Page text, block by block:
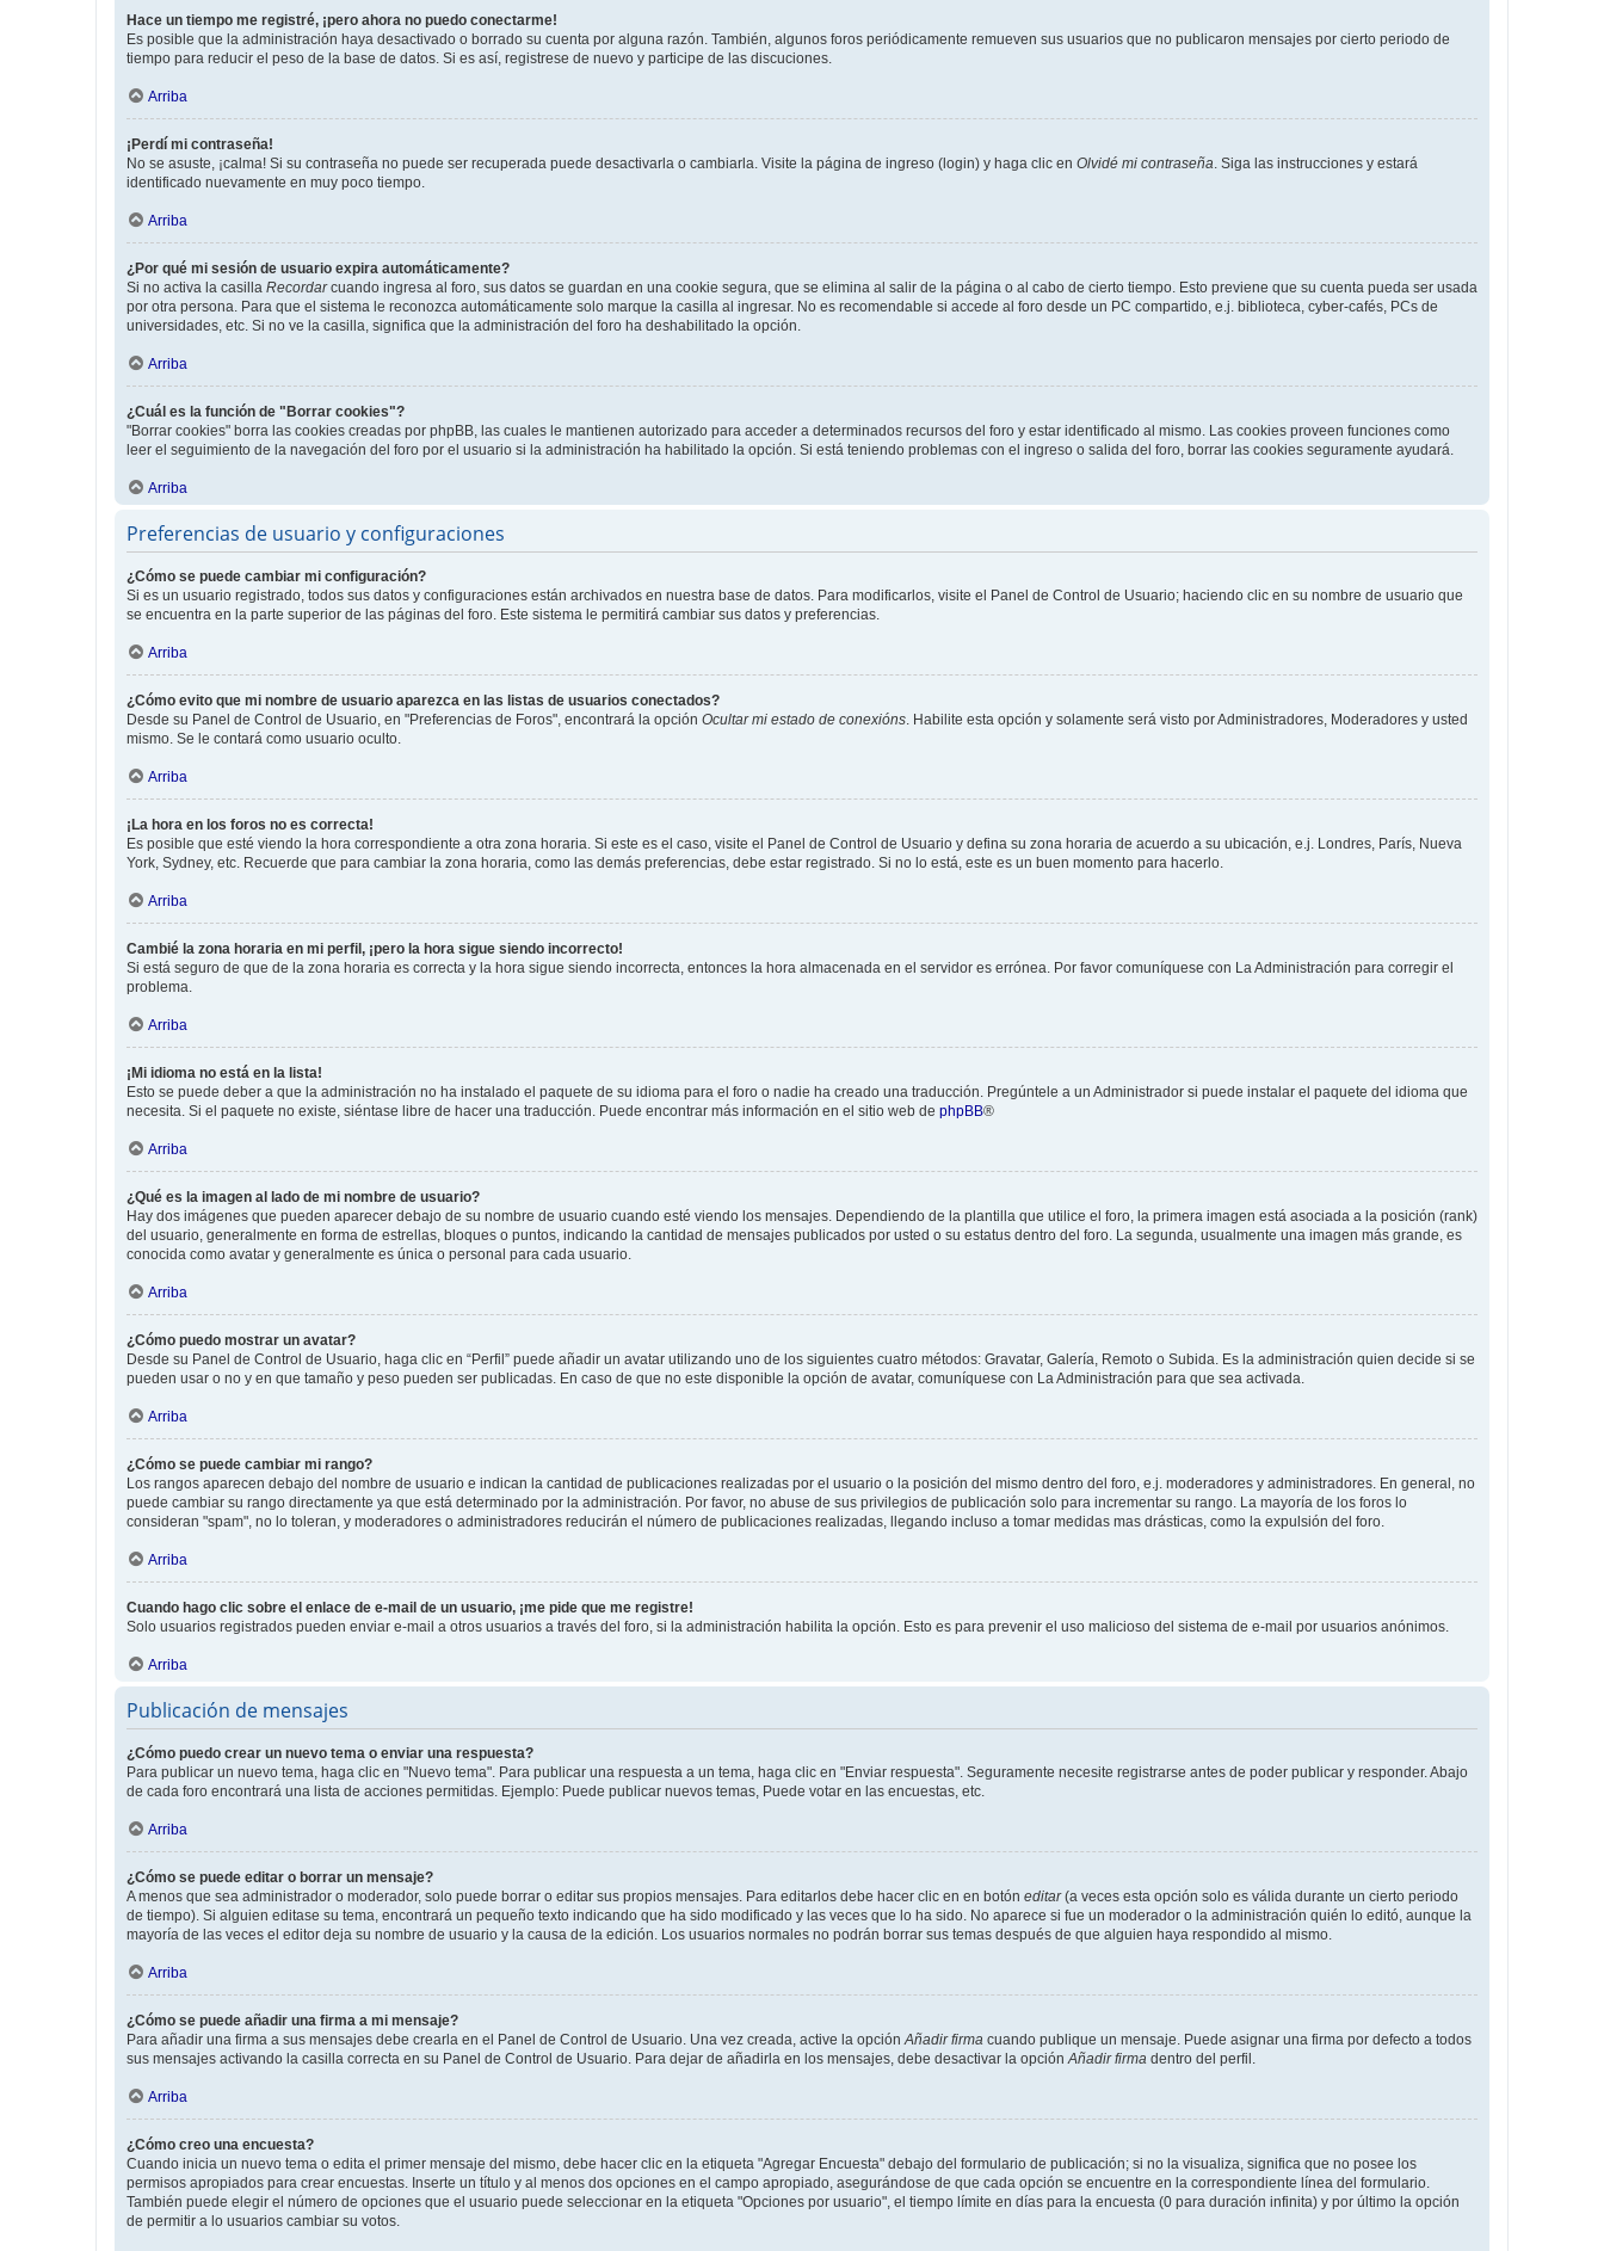
Hace un tiempo me registré, ¡pero ahora no puedo conectarme!
Es posible que la administración haya desactivado o borrado su cuenta por alguna razón. También, algunos foros periódicamente remueven sus usuarios que no publicaron mensajes por cierto periodo de
tiempo para reducir el peso de la base de datos. Si es así, registrese de nuevo y participe de las discuciones.
Arriba
¡Perdí mi contraseña!
No se asuste, ¡calma! Si su contraseña no puede ser recuperada puede desactivarla o cambiarla. Visite la página de ingreso (login) y haga clic en Olvidé mi contraseña. Siga las instrucciones y estará
identificado nuevamente en muy poco tiempo.
Arriba
¿Por qué mi sesión de usuario expira automáticamente?
Si no activa la casilla Recordarcuando ingresa al foro, sus datos se guardan en una cookie segura, que se elimina al salir de la página o al cabo de cierto tiempo. Esto previene que su cuenta pueda ser usada
por otra persona. Para que el sistema le reconozca automáticamente solo marque la casilla al ingresar. No es recomendable si accede al foro desde un PC compartido, e.j. biblioteca, cyber-cafés, PCs de
universidades, etc. Si no ve la casilla, significa que la administración del foro ha deshabilitado la opción.
Arriba
¿Cuál es la función de "Borrar cookies"?
"Borrar cookies" borra las cookies creadas por phpBB, las cuales le mantienen autorizado para acceder a determinados recursos del foro y estar identificado al mismo. Las cookies proveen funciones como
leer el seguimiento de la navegación del foro por el usuario si la administración ha habilitado la opción. Si está teniendo problemas con el ingreso o salida del foro, borrar las cookies seguramente ayudará.
Arriba
Preferencias de usuario y configuraciones
¿Cómo se puede cambiar mi configuración?
Si es un usuario registrado, todos sus datos y configuraciones están archivados en nuestra base de datos. Para modificarlos, visite el Panel de Control de Usuario; haciendo clic en su nombre de usuario que
se encuentra en la parte superior de las páginas del foro. Este sistema le permitirá cambiar sus datos y preferencias.
Arriba
¿Cómo evito que mi nombre de usuario aparezca en las listas de usuarios conectados?
Desde su Panel de Control de Usuario, en "Preferencias de Foros", encontrará la opción Ocultar mi estado de conexións. Habilite esta opción y solamente será visto por Administradores, Moderadores y usted
mismo. Se le contará como usuario oculto.
Arriba
¡La hora en los foros no es correcta!
Es posible que esté viendo la hora correspondiente a otra zona horaria. Si este es el caso, visite el Panel de Control de Usuario y defina su zona horaria de acuerdo a su ubicación, e.j. Londres, París, Nueva
York, Sydney, etc. Recuerde que para cambiar la zona horaria, como las demás preferencias, debe estar registrado. Si no lo está, este es un buen momento para hacerlo.
Arriba
Cambié la zona horaria en mi perfil, ¡pero la hora sigue siendo incorrecto!
Si está seguro de que de la zona horaria es correcta y la hora sigue siendo incorrecta, entonces la hora almacenada en el servidor es errónea. Por favor comuníquese con La Administración para corregir el
problema.
Arriba
¡Mi idioma no está en la lista!
Esto se puede deber a que la administración no ha instalado el paquete de su idioma para el foro o nadie ha creado una traducción. Pregúntele a un Administrador si puede instalar el paquete del idioma que
necesita. Si el paquete no existe, siéntase libre de hacer una traducción. Puede encontrar más información en el sitio web de phpBB®
Arriba
¿Qué es la imagen al lado de mi nombre de usuario?
Hay dos imágenes que pueden aparecer debajo de su nombre de usuario cuando esté viendo los mensajes. Dependiendo de la plantilla que utilice el foro, la primera imagen está asociada a la posición (rank)
del usuario, generalmente en forma de estrellas, bloques o puntos, indicando la cantidad de mensajes publicados por usted o su estatus dentro del foro. La segunda, usualmente una imagen más grande, es
conocida como avatar y generalmente es única o personal para cada usuario.
Arriba
¿Cómo puedo mostrar un avatar?
Desde su Panel de Control de Usuario, haga clic en “Perfil” puede añadir un avatar utilizando uno de los siguientes cuatro métodos: Gravatar, Galería, Remoto o Subida. Es la administración quien decide si se
pueden usar o no y en que tamaño y peso pueden ser publicadas. En caso de que no este disponible la opción de avatar, comuníquese con La Administración para que sea activada.
Arriba
¿Cómo se puede cambiar mi rango?
Los rangos aparecen debajo del nombre de usuario e indican la cantidad de publicaciones realizadas por el usuario o la posición del mismo dentro del foro, e.j. moderadores y administradores. En general, no
puede cambiar su rango directamente ya que está determinado por la administración. Por favor, no abuse de sus privilegios de publicación solo para incrementar su rango. La mayoría de los foros lo
consideran "spam", no lo toleran, y moderadores o administradores reducirán el número de publicaciones realizadas, llegando incluso a tomar medidas mas drásticas, como la expulsión del foro.
Arriba
Cuando hago clic sobre el enlace de e-mail de un usuario, ¡me pide que me registre!
Solo usuarios registrados pueden enviar e-mail a otros usuarios a través del foro, si la administración habilita la opción. Esto es para prevenir el uso malicioso del sistema de e-mail por usuarios anónimos.
Arriba
Publicación de mensajes
¿Cómo puedo crear un nuevo tema o enviar una respuesta?
Para publicar un nuevo tema, haga clic en "Nuevo tema". Para publicar una respuesta a un tema, haga clic en "Enviar respuesta". Seguramente necesite registrarse antes de poder publicar y responder. Abajo
de cada foro encontrará una lista de acciones permitidas. Ejemplo: Puede publicar nuevos temas, Puede votar en las encuestas, etc.
Arriba
¿Cómo se puede editar o borrar un mensaje?
A menos que sea administrador o moderador, solo puede borrar o editar sus propios mensajes. Para editarlos debe hacer clic en en botón editar(a veces esta opción solo es válida durante un cierto periodo
de tiempo). Si alguien editase su tema, encontrará un pequeño texto indicando que ha sido modificado y las veces que lo ha sido. No aparece si fue un moderador o la administración quién lo editó, aunque la
mayoría de las veces el editor deja su nombre de usuario y la causa de la edición. Los usuarios normales no podrán borrar sus temas después de que alguien haya respondido al mismo.
Arriba
¿Cómo se puede añadir una firma a mi mensaje?
Para añadir una firma a sus mensajes debe crearla en el Panel de Control de Usuario. Una vez creada, active la opciónAñadir firma cuando publique un mensaje. Puede asignar una firma por defecto a todos
sus mensajes activando la casilla correcta en su Panel de Control de Usuario. Para dejar de añadirla en los mensajes, debe desactivar la opciónAñadir firma dentro del perfil.
Arriba
¿Cómo creo una encuesta?
Cuando inicia un nuevo tema o edita el primer mensaje del mismo, debe hacer clic en la etiqueta "Agregar Encuesta" debajo del formulario de publicación; si no la visualiza, significa que no posee los
permisos apropiados para crear encuestas. Inserte un título y al menos dos opciones en el campo apropiado, asegurándose de que cada opción se encuentre en la correspondiente línea del formulario.
También puede elegir el número de opciones que el usuario puede seleccionar en la etiqueta "Opciones por usuario", el tiempo límite en días para la encuesta (0 para duración infinita) y por último la opción
de permitir a lo usuarios cambiar su votos.